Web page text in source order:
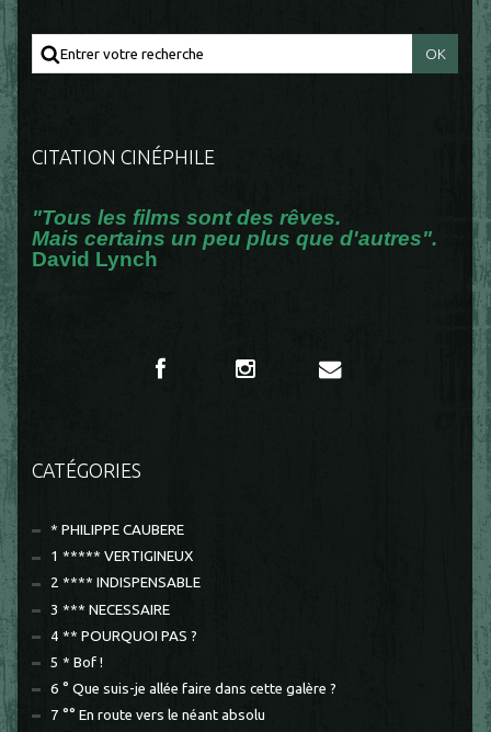
CITATION CINÉPHILE
"Tous les films sont des rêves.
Mais certains un peu plus que d'autres".
David Lynch
CATÉGORIES
* PHILIPPE CAUBERE
1 ***** VERTIGINEUX
2 **** INDISPENSABLE
3 *** NECESSAIRE
4 ** POURQUOI PAS ?
5 * Bof !
6 ° Que suis-je allée faire dans cette galère ?
7 °° En route vers le néant absolu